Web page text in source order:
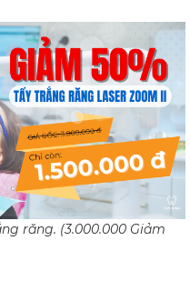
răng. (3.000.000 Giảm